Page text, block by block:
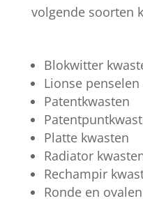
volgende soorten
Blokwitter
Lionse
Patentkwasten
Platte kwasten
Radiator
Rechampir
Ronde en